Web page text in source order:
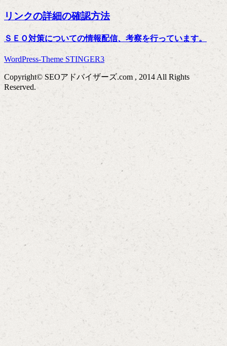
リンクの詳細の確認方法
ＳＥＯ対策についての情報配信、考察を行っています。
WordPress-Theme STINGER3
Copyright© SEOアドバイザーズ.com , 2014 All Rights
Reserved.